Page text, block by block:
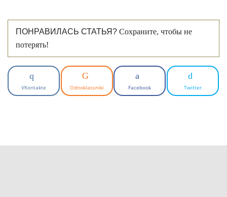
ПОНРАВИЛАСЬ СТАТЬЯ? Сохраните, чтобы не
потерять!
VKontakte Odnoklassniki Facebook Twitter